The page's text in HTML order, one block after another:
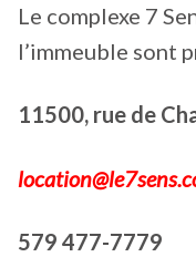
Le complexe 7
l’immeuble sont
11500, rue de
579 477-7779